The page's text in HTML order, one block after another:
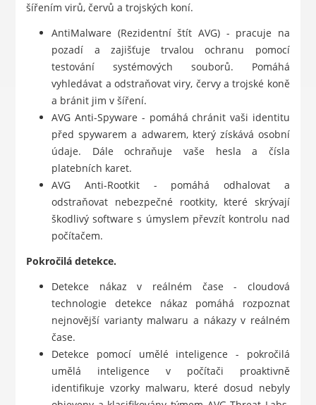
šířením virů, červů a trojských koní.
AntiMalware (Rezidentní štít AVG) - pracuje na
pozadí a zajišťuje trvalou ochranu pomocí
testování systémových souborů. Pomáhá
vyhledávat a odstraňovat viry, červy a trojské koně
a bránit jim v šíření.
AVG Anti-Spyware - pomáhá chránit vaši identitu
před spywarem a adwarem, který získává osobní
údaje. Dále ochraňuje vaše hesla a čísla
platebních karet.
AVG Anti-Rootkit - pomáhá odhalovat a
odstraňovat nebezpečné rootkity, které skrývají
škodlivý software s úmyslem převzít kontrolu nad
počítačem.
Pokročilá detekce.
Detekce nákaz v reálném čase - cloudová
technologie detekce nákaz pomáhá rozpoznat
nejnovější varianty malwaru a nákazy v reálném
čase.
Detekce pomocí umělé inteligence - pokročilá
umělá inteligence v počítači proaktivně
identifikuje vzorky malwaru, které dosud nebyly